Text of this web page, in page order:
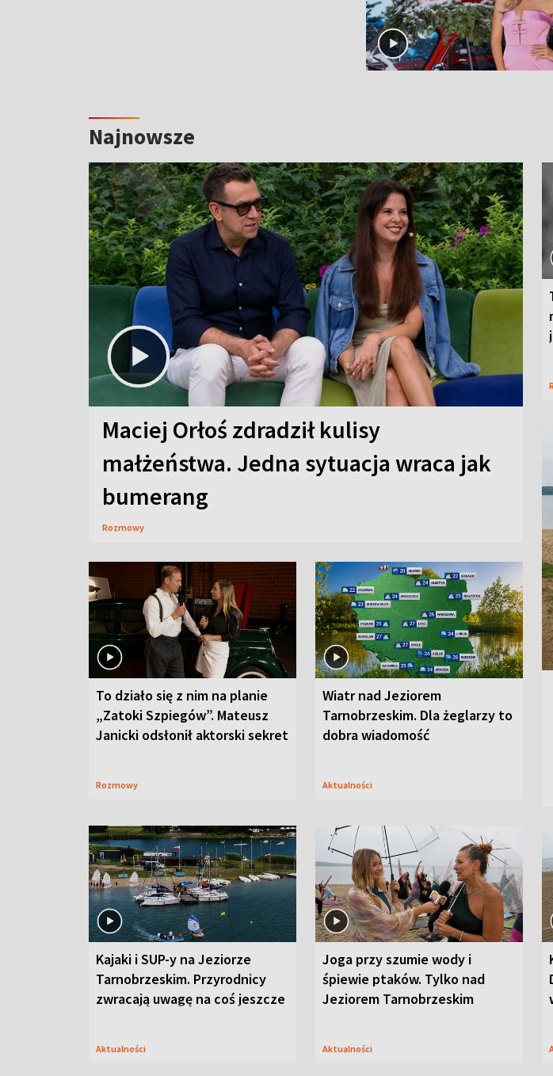
Najnowsze
Maciej Orłoś zdradził kulisy
małżeństwa. Jedna sytuacja wraca jak
bumerang
Rozmowy
To działo się z nim na planie
„Zatoki Szpiegów”. Mateusz
Janicki odsłonił aktorski sekret
Rozmowy
Wiatr nad Jeziorem
Tarnobrzeskim. Dla żeglarzy to
dobra wiadomość
Aktualności
Kajaki i SUP-y na Jeziorze
Tarnobrzeskim. Przyrodnicy
zwracają uwagę na coś jeszcze
Aktualności
Joga przy szumie wody i
śpiewie ptaków. Tylko nad
Jeziorem Tarnobrzeskim
Aktualności